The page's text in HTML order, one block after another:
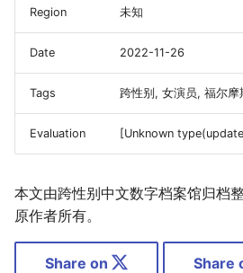
Region 未知
Date 2022-11-26
Tags 跨性别, 女演员, 福尔
Evaluation [Unknown
本文由跨性别中文数字档案馆归档
原作者所有。
Share on Share